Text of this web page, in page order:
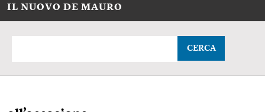
IL NUOVO DE MAURO
CERCA